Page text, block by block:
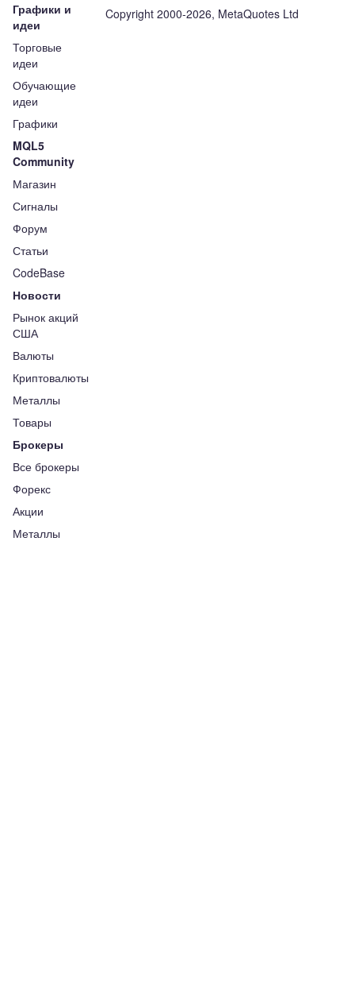
Графики и
идеи
Торговые
идеи
Обучающие
идеи
Графики
MQL5
Community
Магазин
Сигналы
Форум
Статьи
CodeBase
Новости
Рынок акций
США
Валюты
Криптовалюты
Металлы
Товары
Брокеры
Все брокеры
Форекс
Акции
Металлы
Copyright 2000-2026, MetaQuotes Ltd